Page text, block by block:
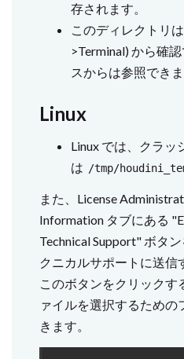
存されます。
このディレクトリ
>Terminal) から確
スからは参照できま
Linux
Linux では、クラッ
は /tmp/
また、License
Information タブにある
Technical Support" ボタ
クニカルサポートに送信
このボタンをクリックす
ァイルを選択するための
きます。